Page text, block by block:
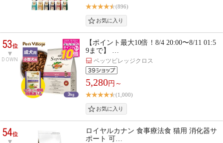
(896)
53位
DOWN
【ポイント最大10倍！8/4 20:00〜8/11 01:5
9まで】 …
ペッツビレッジクロス
5,280円～
(1,000)
54位
ロイヤルカナン 食事療法食 猫用 消化器サ
ポート 可…